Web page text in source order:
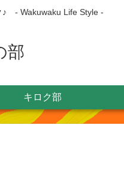
♪ - Wakuwaku Life Style -
部
キロク部